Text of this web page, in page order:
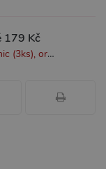
179 Kč
LELO HEX Condoms Organic (3ks), organické ultra tenké kondomy